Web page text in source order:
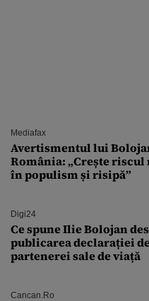
Mediafax
Avertismentul lui
România: „Crește
în populism și risipă”
Digi24
Ce spune Ilie Bolojan
publicarea declarației
partenerei sale de viață
Cancan.ro